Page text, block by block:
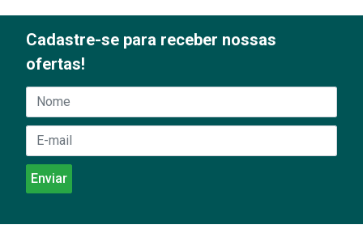
Cadastre-se para receber nossas
ofertas!